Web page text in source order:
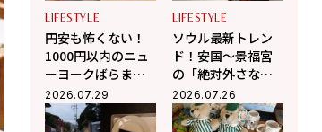
LIFESTYLE
円安も怖くない！
1000円以内のニュ
ーヨークばらまき
土産6選【センス抜
群】
2026.07.29
LIFESTYLE
ソウル最新トレン
ド！安国〜景福宮
の「絶対外さな
い」お洒落ショッ
プ巡り【韓国旅】
2026.07.26